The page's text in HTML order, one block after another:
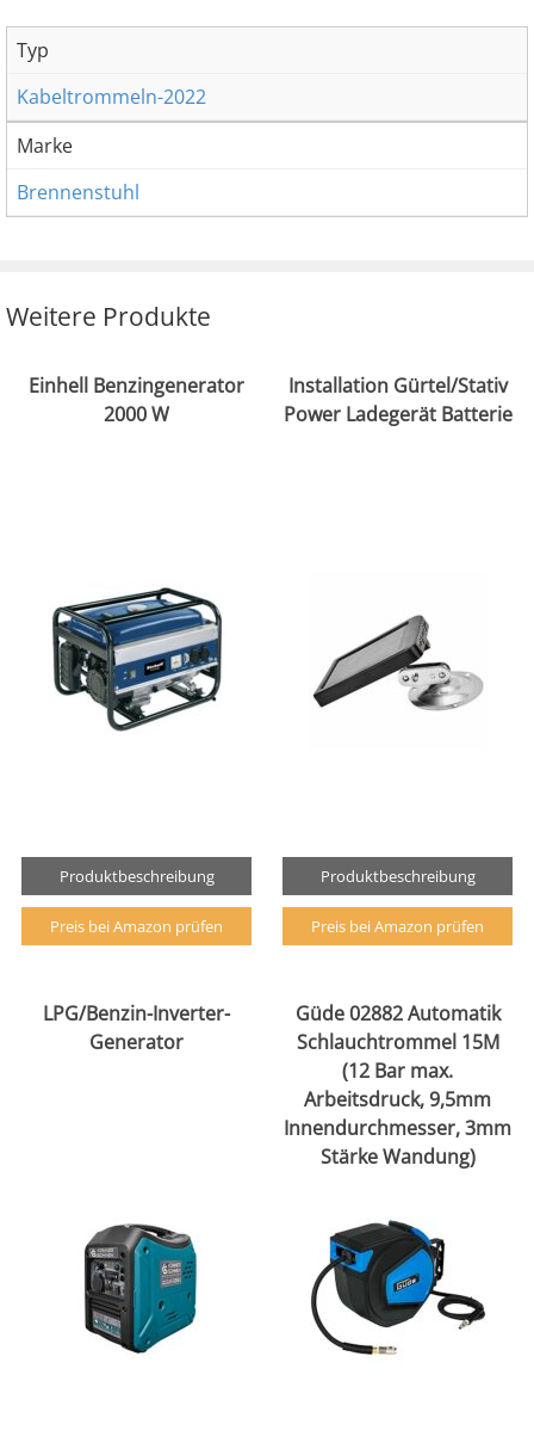
Typ
Kabeltrommeln-2022
Marke
Brennenstuhl
Weitere Produkte
Einhell Benzingenerator
2000 W
Produktbeschreibung
Preis bei Amazon prüfen
Installation Gürtel/Stativ
Power Ladegerät Batterie
Produktbeschreibung
Preis bei Amazon prüfen
LPG/Benzin-Inverter-
Generator
Güde 02882 Automatik
Schlauchtrommel 15M
(12 Bar max.
Arbeitsdruck, 9,5mm
Innendurchmesser, 3mm
Stärke Wandung)